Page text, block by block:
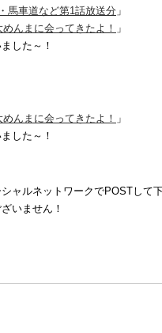
馬車道など第1話放送分 」
んまに会ってきたよ！ 」
した～！
んまに会ってきたよ！ 」
した～！
ャルネットワークでPOSTして
いません！